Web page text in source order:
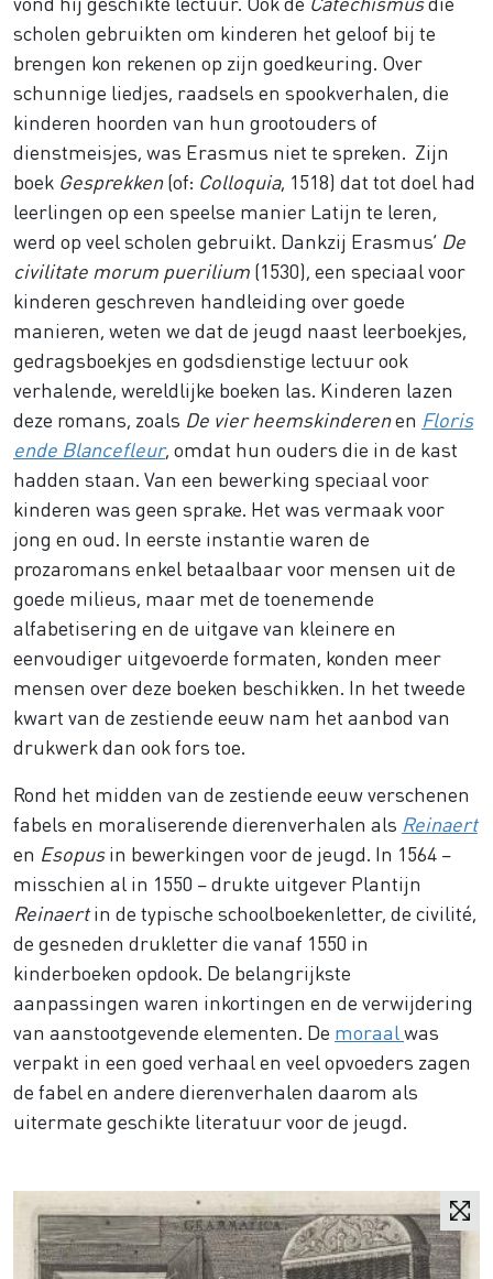
scholen gebruikten om kinderen het geloof bij te
brengen kon rekenen op zijn goedkeuring. Over
schunnige liedjes, raadsels en spookverhalen, die
kinderen hoorden van hun grootouders of
dienstmeisjes, was Erasmus niet te spreken. Zijn
boek Gesprekken(of: Colloquia, 1518) dat tot doel had
leerlingen op een speelse manier Latijn te leren,
werd op veel scholen gebruikt. Dankzij Erasmus’ De
civilitate morum puerilium (1530), een speciaal voor
kinderen geschreven handleiding over goede
manieren, weten we dat de jeugd naast leerboekjes,
gedragsboekjes en godsdienstige lectuur ook
verhalende, wereldlijke boeken las. Kinderen lazen
deze romans, zoals De vier heemskinderenen Floris
ende Blancefleur, omdat hun ouders die in de kast
hadden staan. Van een bewerking speciaal voor
kinderen was geen sprake. Het was vermaak voor
jong en oud. In eerste instantie waren de
prozaromans enkel betaalbaar voor mensen uit de
goede milieus, maar met de toenemende
alfabetisering en de uitgave van kleinere en
eenvoudiger uitgevoerde formaten, konden meer
mensen over deze boeken beschikken. In het tweede
kwart van de zestiende eeuw nam het aanbod van
drukwerk dan ook fors toe.
Rond het midden van de zestiende eeuw verschenen
fabels en moraliserende dierenverhalen als Reinaert
en Esopusin bewerkingen voor de jeugd. In 1564 –
misschien al in 1550 – drukte uitgever Plantijn
Reinaertin de typische schoolboekenletter, de civilité,
de gesneden drukletter die vanaf 1550 in
kinderboeken opdook. De belangrijkste
aanpassingen waren inkortingen en de verwijdering
van aanstootgevende elementen. De moraal was
verpakt in een goed verhaal en veel opvoeders zagen
de fabel en andere dierenverhalen daarom als
uitermate geschikte literatuur voor de jeugd.